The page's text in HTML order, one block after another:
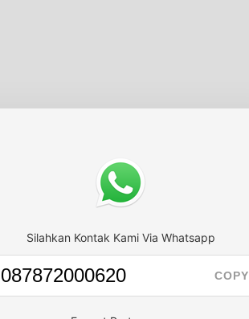
Silahkan Kontak Kami Via Whatsapp
COPY